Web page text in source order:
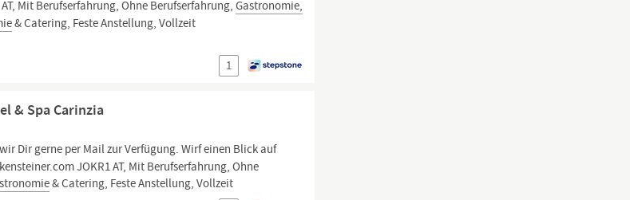
Mit Berufserfahrung, Ohne Berufserfahrung,Gastronomie,
& Catering, Feste Anstellung, Vollzeit
1
& Spa Carinzia
Dir gerne per Mail zur Verfügung. Wirf einen Blick auf
JOKR1 AT, Mit Berufserfahrung, Ohne
& Catering, Feste Anstellung, Vollzeit